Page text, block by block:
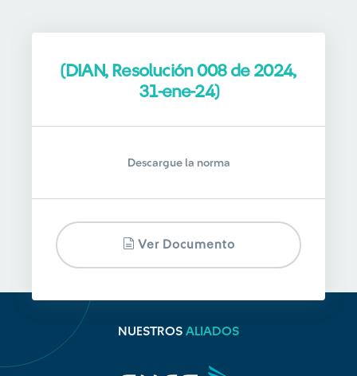
(DIAN, Resolución 008 de 2024,
31-ene-24)
Descargue la norma
Ver Documento
NUESTROS ALIADOS